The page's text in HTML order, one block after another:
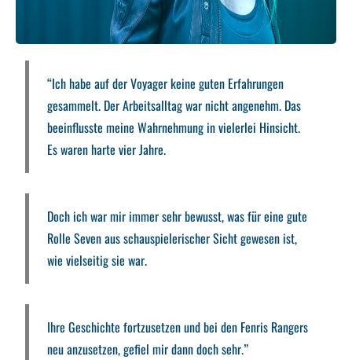
“Ich habe auf der Voyager keine guten Erfahrungen
gesammelt. Der Arbeitsalltag war nicht angenehm. Das
beeinflusste meine Wahrnehmung in vielerlei Hinsicht.
Es waren harte vier Jahre.
Doch ich war mir immer sehr bewusst, was für eine gute
Rolle Seven aus schauspielerischer Sicht gewesen ist,
wie vielseitig sie war.
Ihre Geschichte fortzusetzen und bei den Fenris Rangers
neu anzusetzen, gefiel mir dann doch sehr.”